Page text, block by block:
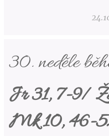
30. neděle
Jr 31, 7-9/
Mk 10, 46-